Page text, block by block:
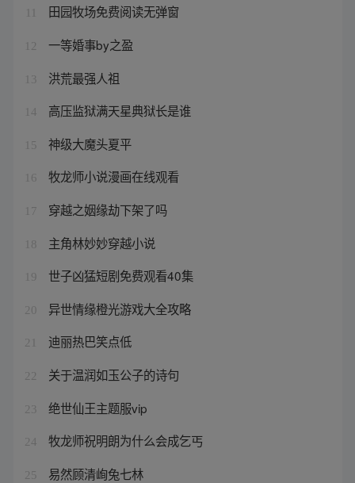
田园牧场免费阅读无弹窗
12 一等婚事by之盈
13 洪荒最强人祖
14 高压监狱满天星典狱长是谁
15 神级大魔头夏平
16 牧龙师小说漫画在线观看
17 穿越之姻缘劫下架了吗
18 主角林妙妙穿越小说
19 世子凶猛短剧免费观看40集
20 异世情缘橙光游戏大全攻略
21 迪丽热巴笑点低
22 关于温润如玉公子的诗句
23 绝世仙王主题服vip
24 牧龙师祝明朗为什么会成乞丐
25 易然顾清峋兔七林